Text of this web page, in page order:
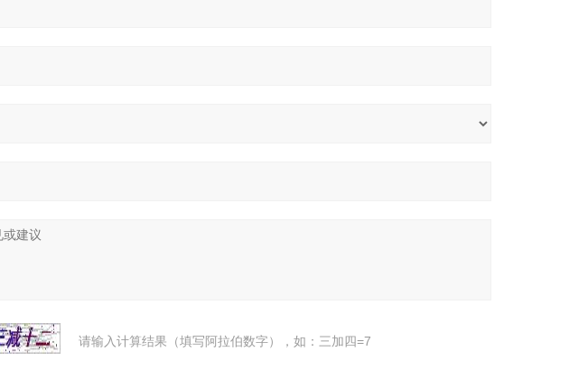
请输入计算结果（填写阿拉伯数字），如：三加四=7